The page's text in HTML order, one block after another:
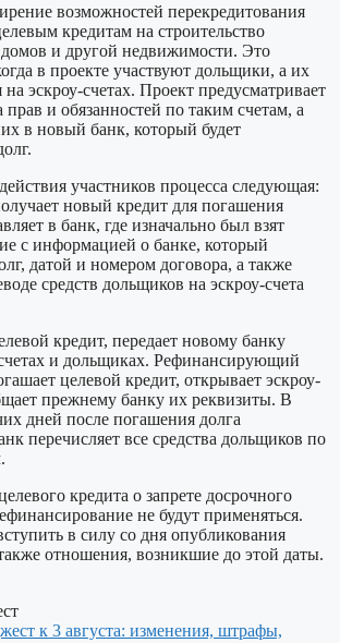
возможностей перекредитования
кредитам на строительство
и другой недвижимости. Это
в проекте участвуют дольщики, а их
на эскроу-счетах. Проект предусматривает
прав и обязанностей по таким счетам, а
в новый банк, который будет
участников процесса следующая:
новый кредит для погашения
в банк, где изначально был взят
с информацией о банке, который
датой и номером договора, а также
средств дольщиков на эскроу-счета
кредит, передает новому банку
и дольщиках. Рефинансирующий
целевой кредит, открывает эскроу-
прежнему банку их реквизиты. В
дней после погашения долга
перечисляет все средства дольщиков по
кредита о запрете досрочного
не будут применяться.
в силу со дня опубликования
отношения, возникшие до этой даты.